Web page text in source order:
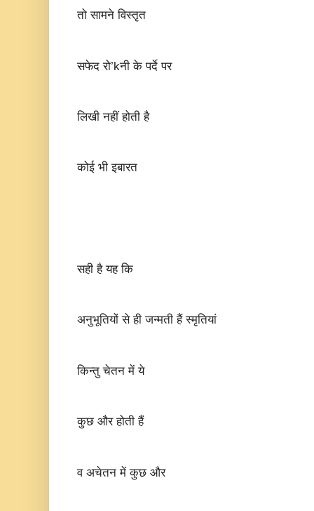
तो सामने विस्तृत
सफेद रो’kनी के पर्दे पर
लिखी नहीं होती है
कोई भी इबारत
सही है यह कि
अनुभूतियों से ही जन्मती हैं स्मृतियां
किन्तु चेतन में ये
कुछ और होती हैं
व अचेतन में कुछ और